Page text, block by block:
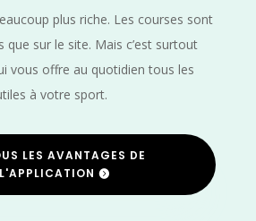
plus riche. Les courses sont
que sur le site. Mais c’est surtout
vous offre au quotidien tous les
à votre sport.
LES AVANTAGES DE
L'APPLICATION